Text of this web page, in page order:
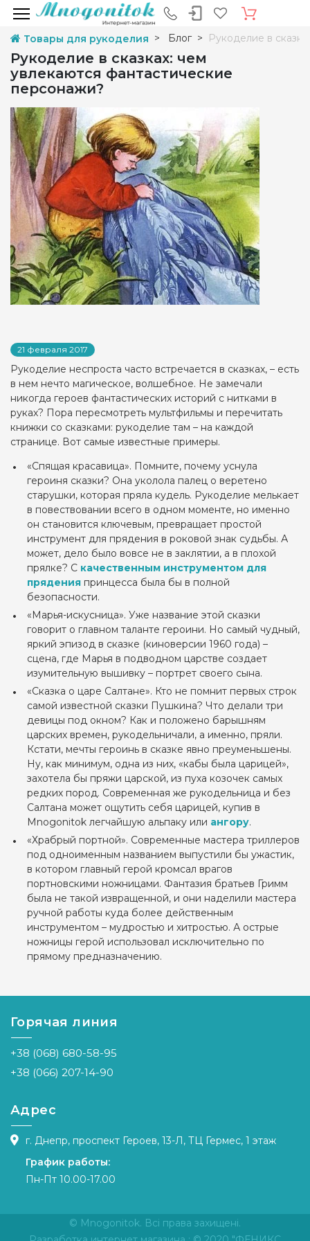
Товары для рукоделия Блог Рукоделие в
Рукоделие в сказках: чем
увлекаются фантастические
персонажи?
21 февраля 2017
Рукоделие неспроста часто встречается в сказках, – есть
в нем нечто магическое, волшебное. Не замечали
никогда героев фантастических историй с нитками в
руках? Пора пересмотреть мультфильмы и перечитать
книжки со сказками: рукоделие там – на каждой
странице. Вот самые известные примеры.
«Спящая красавица». Помните, почему уснула
героиня сказки? Она уколола палец о веретено
старушки, которая пряла кудель. Рукоделие мелькает
в повествовании всего в одном моменте, но именно
он становится ключевым, превращает простой
инструмент для прядения в роковой знак судьбы. А
может, дело было вовсе не в заклятии, а в плохой
прялке? С качественным инструментом для
прядения принцесса была бы в полной
безопасности.
«Марья-искусница». Уже название этой сказки
говорит о главном таланте героини. Но самый чудный,
яркий эпизод в сказке (киноверсии 1960 года) –
сцена, где Марья в подводном царстве создает
изумительную вышивку – портрет своего сына.
«Сказка о царе Салтане». Кто не помнит первых строк
самой известной сказки Пушкина? Что делали три
девицы под окном? Как и положено барышням
царских времен, рукодельничали, а именно, пряли.
Кстати, мечты героинь в сказке явно преуменьшены.
Ну, как минимум, одна из них, «кабы была царицей»,
захотела бы пряжи царской, из пуха козочек самых
редких пород. Современная же рукодельница и без
Салтана может ощутить себя царицей, купив в
Mnogonitok легчайшую альпаку или ангору.
«Храбрый портной». Современные мастера триллеров
под одноименным названием выпустили бы ужастик,
в котором главный герой кромсал врагов
портновскими ножницами. Фантазия братьев Гримм
была не такой извращенной, и они наделили мастера
ручной работы куда более действенным
инструментом – мудростью и хитростью. А острые
ножницы герой использовал исключительно по
прямому предназначению.
Горячая линия
+38 (068) 680-58-95
+38 (066) 207-14-90
Адрес
г. Днепр, проспект Героев, 13-Л, ТЦ Гермес, 1 этаж
График работы:
Пн-Пт 10.00-17.00
© Mnogonitok. Всі права захищені.